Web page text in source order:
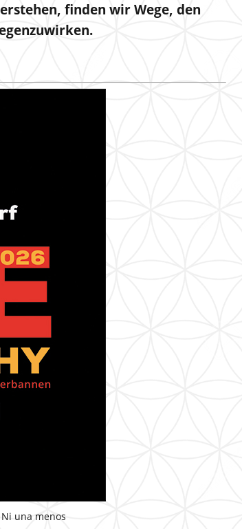
finden wir Wege, den
una menos